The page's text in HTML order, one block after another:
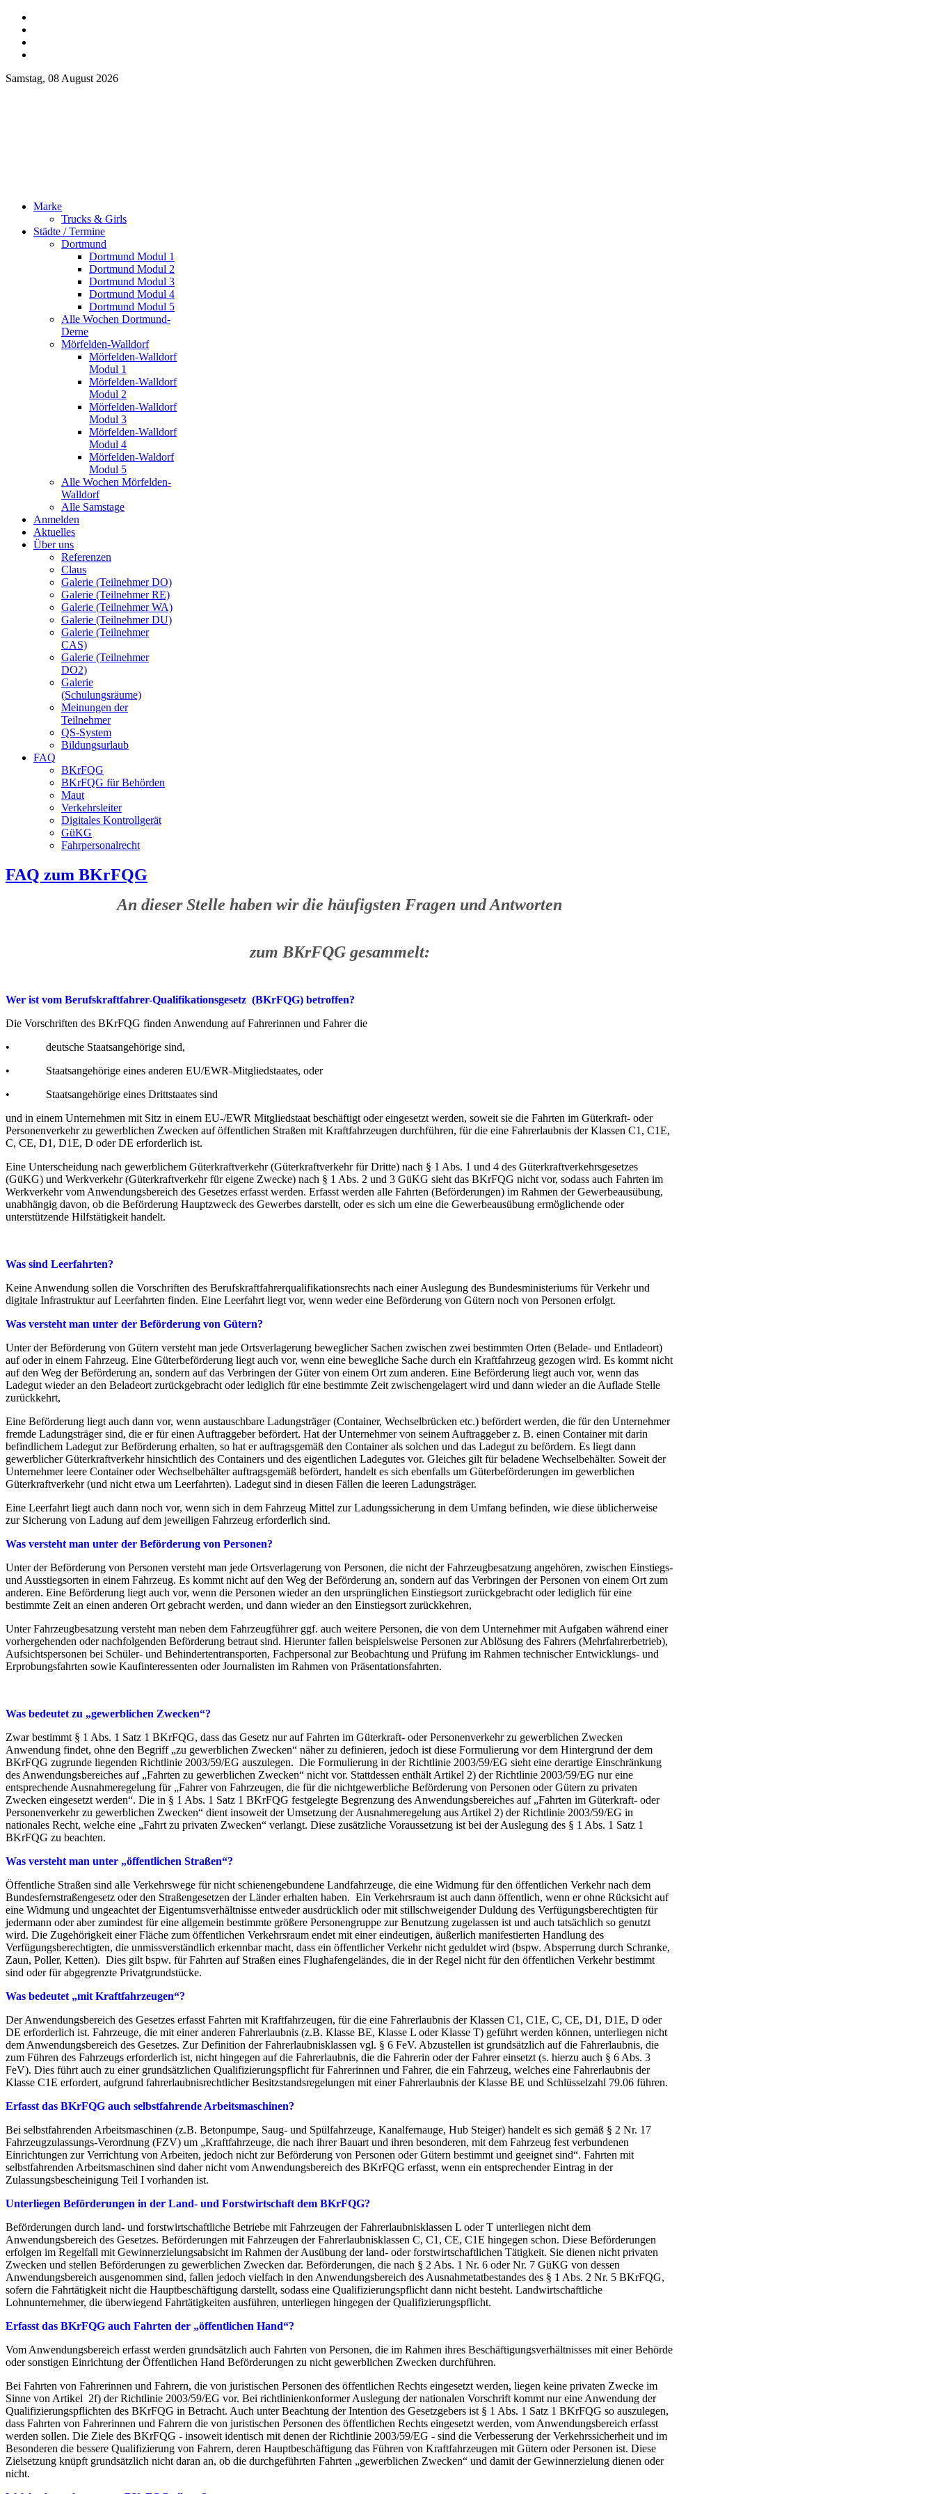
Samstag, 08 August 2026
Marke
Trucks & Girls
Städte / Termine
Dortmund
Dortmund Modul 1
Dortmund Modul 2
Dortmund Modul 3
Dortmund Modul 4
Dortmund Modul 5
Alle Wochen Dortmund-
Derne
Mörfelden-Walldorf
Mörfelden-Walldorf
Modul 1
Mörfelden-Walldorf
Modul 2
Mörfelden-Walldorf
Modul 3
Mörfelden-Walldorf
Modul 4
Mörfelden-Waldorf
Modul 5
Alle Wochen Mörfelden-
Walldorf
Alle Samstage
Anmelden
Aktuelles
Über uns
Referenzen
Claus
Galerie (Teilnehmer DO)
Galerie (Teilnehmer RE)
Galerie (Teilnehmer WA)
Galerie (Teilnehmer DU)
Galerie (Teilnehmer
CAS)
Galerie (Teilnehmer
DO2)
Galerie
(Schulungsräume)
Meinungen der
Teilnehmer
QS-System
Bildungsurlaub
FAQ
BKrFQG
BKrFQG für Behörden
Maut
Verkehrsleiter
Digitales Kontrollgerät
GüKG
Fahrpersonalrecht
FAQ zum BKrFQG
An dieser Stelle haben wir die häufigsten Fragen und Antworten
zum BKrFQG gesammelt:
Wer ist vom Berufskraftfahrer-Qualifikationsgesetz (BKrFQG) betroffen?
Die Vorschriften des BKrFQG finden Anwendung auf Fahrerinnen und Fahrer die
• deutsche Staatsangehörige sind,
• Staatsangehörige eines anderen EU/EWR-Mitgliedstaates, oder
• Staatsangehörige eines Drittstaates sind
und in einem Unternehmen mit Sitz in einem EU-/EWR Mitgliedstaat beschäftigt oder eingesetzt werden, soweit sie die Fahrten im Güterkraft- oder
Personenverkehr zu gewerblichen Zwecken auf öffentlichen Straßen mit Kraftfahrzeugen durchführen, für die eine Fahrerlaubnis der Klassen C1, C1E,
C, CE, D1, D1E, D oder DE erforderlich ist.
Eine Unterscheidung nach gewerblichem Güterkraftverkehr (Güterkraftverkehr für Dritte) nach § 1 Abs. 1 und 4 des Güterkraftverkehrsgesetzes
(GüKG) und Werkverkehr (Güterkraftverkehr für eigene Zwecke) nach § 1 Abs. 2 und 3 GüKG sieht das BKrFQG nicht vor, sodass auch Fahrten im
Werkverkehr vom Anwendungsbereich des Gesetzes erfasst werden. Erfasst werden alle Fahrten (Beförderungen) im Rahmen der Gewerbeausübung,
unabhängig davon, ob die Beförderung Hauptzweck des Gewerbes darstellt, oder es sich um eine die Gewerbeausübung ermöglichende oder
unterstützende Hilfstätigkeit handelt.
Was sind Leerfahrten?
Keine Anwendung sollen die Vorschriften des Berufskraftfahrerqualifikationsrechts nach einer Auslegung des Bundesministeriums für Verkehr und
digitale Infrastruktur auf Leerfahrten finden. Eine Leerfahrt liegt vor, wenn weder eine Beförderung von Gütern noch von Personen erfolgt.
Was versteht man unter der Beförderung von Gütern?
Unter der Beförderung von Gütern versteht man jede Ortsverlagerung beweglicher Sachen zwischen zwei bestimmten Orten (Belade- und Entladeort)
auf oder in einem Fahrzeug. Eine Güterbeförderung liegt auch vor, wenn eine bewegliche Sache durch ein Kraftfahrzeug gezogen wird. Es kommt nicht
auf den Weg der Beförderung an, sondern auf das Verbringen der Güter von einem Ort zum anderen. Eine Beförderung liegt auch vor, wenn das
Ladegut wieder an den Beladeort zurückgebracht oder lediglich für eine bestimmte Zeit zwischengelagert wird und dann wieder an die Auflade Stelle
zurückkehrt,
Eine Beförderung liegt auch dann vor, wenn austauschbare Ladungsträger (Container, Wechselbrücken etc.) befördert werden, die für den Unternehmer
fremde Ladungsträger sind, die er für einen Auftraggeber befördert. Hat der Unternehmer von seinem Auftraggeber z. B. einen Container mit darin
befindlichem Ladegut zur Beförderung erhalten, so hat er auftragsgemäß den Container als solchen und das Ladegut zu befördern. Es liegt dann
gewerblicher Güterkraftverkehr hinsichtlich des Containers und des eigentlichen Ladegutes vor. Gleiches gilt für beladene Wechselbehälter. Soweit der
Unternehmer leere Container oder Wechselbehälter auftragsgemäß befördert, handelt es sich ebenfalls um Güterbeförderungen im gewerblichen
Güterkraftverkehr (und nicht etwa um Leerfahrten). Ladegut sind in diesen Fällen die leeren Ladungsträger.
Eine Leerfahrt liegt auch dann noch vor, wenn sich in dem Fahrzeug Mittel zur Ladungssicherung in dem Umfang befinden, wie diese üblicherweise
zur Sicherung von Ladung auf dem jeweiligen Fahrzeug erforderlich sind.
Was versteht man unter der Beförderung von Personen?
Unter der Beförderung von Personen versteht man jede Ortsverlagerung von Personen, die nicht der Fahrzeugbesatzung angehören, zwischen Einstiegs-
und Ausstiegsorten in einem Fahrzeug. Es kommt nicht auf den Weg der Beförderung an, sondern auf das Verbringen der Personen von einem Ort zum
anderen. Eine Beförderung liegt auch vor, wenn die Personen wieder an den ursprünglichen Einstiegsort zurückgebracht oder lediglich für eine
bestimmte Zeit an einen anderen Ort gebracht werden, und dann wieder an den Einstiegsort zurückkehren,
Unter Fahrzeugbesatzung versteht man neben dem Fahrzeugführer ggf. auch weitere Personen, die von dem Unternehmer mit Aufgaben während einer
vorhergehenden oder nachfolgenden Beförderung betraut sind. Hierunter fallen beispielsweise Personen zur Ablösung des Fahrers (Mehrfahrerbetrieb),
Aufsichtspersonen bei Schüler- und Behindertentransporten, Fachpersonal zur Beobachtung und Prüfung im Rahmen technischer Entwicklungs- und
Erprobungsfahrten sowie Kaufinteressenten oder Journalisten im Rahmen von Präsentationsfahrten.
Was bedeutet zu „gewerblichen Zwecken“?
Zwar bestimmt § 1 Abs. 1 Satz 1 BKrFQG, dass das Gesetz nur auf Fahrten im Güterkraft- oder Personenverkehr zu gewerblichen Zwecken
Anwendung findet, ohne den Begriff „zu gewerblichen Zwecken“ näher zu definieren, jedoch ist diese Formulierung vor dem Hintergrund der dem
BKrFQG zugrunde liegenden Richtlinie 2003/59/EG auszulegen. Die Formulierung in der Richtlinie 2003/59/EG sieht eine derartige Einschränkung
des Anwendungsbereiches auf „Fahrten zu gewerblichen Zwecken“ nicht vor. Stattdessen enthält Artikel 2) der Richtlinie 2003/59/EG nur eine
entsprechende Ausnahmeregelung für „Fahrer von Fahrzeugen, die für die nichtgewerbliche Beförderung von Personen oder Gütern zu privaten
Zwecken eingesetzt werden“. Die in § 1 Abs. 1 Satz 1 BKrFQG festgelegte Begrenzung des Anwendungsbereiches auf „Fahrten im Güterkraft- oder
Personenverkehr zu gewerblichen Zwecken“ dient insoweit der Umsetzung der Ausnahmeregelung aus Artikel 2) der Richtlinie 2003/59/EG in
nationales Recht, welche eine „Fahrt zu privaten Zwecken“ verlangt. Diese zusätzliche Voraussetzung ist bei der Auslegung des § 1 Abs. 1 Satz 1
BKrFQG zu beachten.
Was versteht man unter „öffentlichen Straßen“?
Öffentliche Straßen sind alle Verkehrswege für nicht schienengebundene Landfahrzeuge, die eine Widmung für den öffentlichen Verkehr nach dem
Bundesfernstraßengesetz oder den Straßengesetzen der Länder erhalten haben. Ein Verkehrsraum ist auch dann öffentlich, wenn er ohne Rücksicht auf
eine Widmung und ungeachtet der Eigentumsverhältnisse entweder ausdrücklich oder mit stillschweigender Duldung des Verfügungsberechtigten für
jedermann oder aber zumindest für eine allgemein bestimmte größere Personengruppe zur Benutzung zugelassen ist und auch tatsächlich so genutzt
wird. Die Zugehörigkeit einer Fläche zum öffentlichen Verkehrsraum endet mit einer eindeutigen, äußerlich manifestierten Handlung des
Verfügungsberechtigten, die unmissverständlich erkennbar macht, dass ein öffentlicher Verkehr nicht geduldet wird (bspw. Absperrung durch Schranke,
Zaun, Poller, Ketten). Dies gilt bspw. für Fahrten auf Straßen eines Flughafengeländes, die in der Regel nicht für den öffentlichen Verkehr bestimmt
sind oder für abgegrenzte Privatgrundstücke.
Was bedeutet „mit Kraftfahrzeugen“?
Der Anwendungsbereich des Gesetzes erfasst Fahrten mit Kraftfahrzeugen, für die eine Fahrerlaubnis der Klassen C1, C1E, C, CE, D1, D1E, D oder
DE erforderlich ist. Fahrzeuge, die mit einer anderen Fahrerlaubnis (z.B. Klasse BE, Klasse L oder Klasse T) geführt werden können, unterliegen nicht
dem Anwendungsbereich des Gesetzes. Zur Definition der Fahrerlaubnisklassen vgl. § 6 FeV. Abzustellen ist grundsätzlich auf die Fahrerlaubnis, die
zum Führen des Fahrzeugs erforderlich ist, nicht hingegen auf die Fahrerlaubnis, die die Fahrerin oder der Fahrer einsetzt (s. hierzu auch § 6 Abs. 3
FeV). Dies führt auch zu einer grundsätzlichen Qualifizierungspflicht für Fahrerinnen und Fahrer, die ein Fahrzeug, welches eine Fahrerlaubnis der
Klasse C1E erfordert, aufgrund fahrerlaubnisrechtlicher Besitzstandsregelungen mit einer Fahrerlaubnis der Klasse BE und Schlüsselzahl 79.06 führen.
Erfasst das BKrFQG auch selbstfahrende Arbeitsmaschinen?
Bei selbstfahrenden Arbeitsmaschinen (z.B. Betonpumpe, Saug- und Spülfahrzeuge, Kanalfernauge, Hub Steiger) handelt es sich gemäß § 2 Nr. 17
Fahrzeugzulassungs-Verordnung (FZV) um „Kraftfahrzeuge, die nach ihrer Bauart und ihren besonderen, mit dem Fahrzeug fest verbundenen
Einrichtungen zur Verrichtung von Arbeiten, jedoch nicht zur Beförderung von Personen oder Gütern bestimmt und geeignet sind“. Fahrten mit
selbstfahrenden Arbeitsmaschinen sind daher nicht vom Anwendungsbereich des BKrFQG erfasst, wenn ein entsprechender Eintrag in der
Zulassungsbescheinigung Teil I vorhanden ist.
Unterliegen Beförderungen in der Land- und Forstwirtschaft dem BKrFQG?
Beförderungen durch land- und forstwirtschaftliche Betriebe mit Fahrzeugen der Fahrerlaubnisklassen L oder T unterliegen nicht dem
Anwendungsbereich des Gesetzes. Beförderungen mit Fahrzeugen der Fahrerlaubnisklassen C, C1, CE, C1E hingegen schon. Diese Beförderungen
erfolgen im Regelfall mit Gewinnerzielungsabsicht im Rahmen der Ausübung der land- oder forstwirtschaftlichen Tätigkeit. Sie dienen nicht privaten
Zwecken und stellen Beförderungen zu gewerblichen Zwecken dar. Beförderungen, die nach § 2 Abs. 1 Nr. 6 oder Nr. 7 GüKG von dessen
Anwendungsbereich ausgenommen sind, fallen jedoch vielfach in den Anwendungsbereich des Ausnahmetatbestandes des § 1 Abs. 2 Nr. 5 BKrFQG,
sofern die Fahrtätigkeit nicht die Hauptbeschäftigung darstellt, sodass eine Qualifizierungspflicht dann nicht besteht. Landwirtschaftliche
Lohnunternehmer, die überwiegend Fahrtätigkeiten ausführen, unterliegen hingegen der Qualifizierungspflicht.
Erfasst das BKrFQG auch Fahrten der „öffentlichen Hand“?
Vom Anwendungsbereich erfasst werden grundsätzlich auch Fahrten von Personen, die im Rahmen ihres Beschäftigungsverhältnisses mit einer Behörde
oder sonstigen Einrichtung der Öffentlichen Hand Beförderungen zu nicht gewerblichen Zwecken durchführen.
Bei Fahrten von Fahrerinnen und Fahrern, die von juristischen Personen des öffentlichen Rechts eingesetzt werden, liegen keine privaten Zwecke im
Sinne von Artikel 2f) der Richtlinie 2003/59/EG vor. Bei richtlinienkonformer Auslegung der nationalen Vorschrift kommt nur eine Anwendung der
Qualifizierungspflichten des BKrFQG in Betracht. Auch unter Beachtung der Intention des Gesetzgebers ist § 1 Abs. 1 Satz 1 BKrFQG so auszulegen,
dass Fahrten von Fahrerinnen und Fahrern die von juristischen Personen des öffentlichen Rechts eingesetzt werden, vom Anwendungsbereich erfasst
werden sollen. Die Ziele des BKrFQG - insoweit identisch mit denen der Richtlinie 2003/59/EG - sind die Verbesserung der Verkehrssicherheit und im
Besonderen die bessere Qualifizierung von Fahrern, deren Hauptbeschäftigung das Führen von Kraftfahrzeugen mit Gütern oder Personen ist. Diese
Zielsetzung knüpft grundsätzlich nicht daran an, ob die durchgeführten Fahrten „gewerblichen Zwecken“ und damit der Gewinnerzielung dienen oder
nicht.